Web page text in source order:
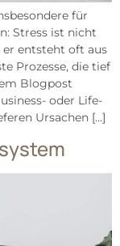
für
Stress ist nicht
er entsteht oft aus
Prozesse, die tief
Blogpost
oder Life-
Ursachen […]